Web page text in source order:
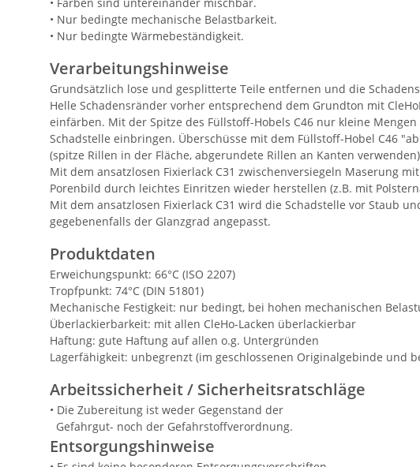
• Nur bedingte mechanische Belastbarkeit.
• Nur bedingte Wärmebeständigkeit.
Verarbeitungshinweise
Grundsätzlich lose und gesplitterte Teile entfernen und die
Helle Schadensränder vorher entsprechend dem Grundton mit
einfärben. Mit der Spitze des Füllstoff-Hobels C46 nur kleine
Schadstelle einbringen. Überschüsse mit dem Füllstoff-Hobel C46
(spitze Rillen in der Fläche, abgerundete Rillen an Kanten
Mit dem ansatzlosen Fixierlack C31 zwischenversiegeln Maserung
Porenbild durch leichtes Einritzen wieder herstellen (z.B. mit
Mit dem ansatzlosen Fixierlack C31 wird die Schadstelle vor Staub
gegebenenfalls der Glanzgrad angepasst.
Produktdaten
Erweichungspunkt: 66°C (ISO 2207)
Tropfpunkt: 74°C (DIN 51801)
Mechanische Festigkeit: nur bedingt, bei hohen mechanischen
Überlackierbarkeit: mit allen CleHo-Lacken überlackierbar
Haftung: gute Haftung auf allen o.g. Untergründen
Lagerfähigkeit: unbegrenzt (im geschlossenen Originalgebinde und
Arbeitssicherheit / Sicherheitsratschläge
• Die Zubereitung ist weder Gegenstand der
Gefahrgut- noch der Gefahrstoffverordnung.
Entsorgungshinweise